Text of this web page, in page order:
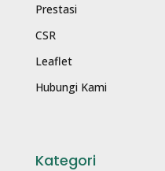
Prestasi
CSR
Leaflet
Hubungi Kami
Kategori